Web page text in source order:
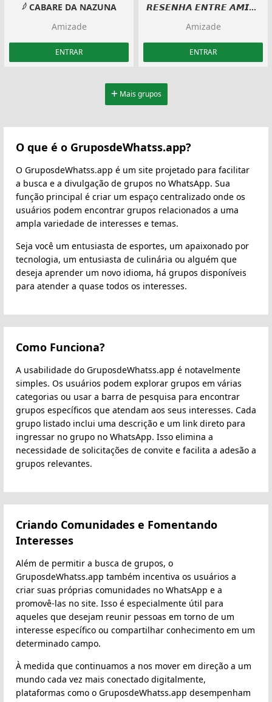
𓆪 CABARE DA NAZUNA
Amizade
ENTRAR
𝙍𝙀𝙎𝙀𝙉𝙃𝘼 𝙀𝙉𝙏𝙍𝙀 𝘼𝙈𝙄𝙂𝙊𝙎
Amizade
ENTRAR
Mais grupos
O que é o GruposdeWhatss.app?
O GruposdeWhatss.app é um site projetado para facilitar
a busca e a divulgação de grupos no WhatsApp. Sua
função principal é criar um espaço centralizado onde os
usuários podem encontrar grupos relacionados a uma
ampla variedade de interesses e temas.
Seja você um entusiasta de esportes, um apaixonado por
tecnologia, um entusiasta de culinária ou alguém que
deseja aprender um novo idioma, há grupos disponíveis
para atender a quase todos os interesses.
Como Funciona?
A usabilidade do GruposdeWhatss.app é notavelmente
simples. Os usuários podem explorar grupos em várias
categorias ou usar a barra de pesquisa para encontrar
grupos específicos que atendam aos seus interesses. Cada
grupo listado inclui uma descrição e um link direto para
ingressar no grupo no WhatsApp. Isso elimina a
necessidade de solicitações de convite e facilita a adesão a
grupos relevantes.
Criando Comunidades e Fomentando
Interesses
Além de permitir a busca de grupos, o
GruposdeWhatss.app também incentiva os usuários a
criar suas próprias comunidades no WhatsApp e a
promovê-las no site. Isso é especialmente útil para
aqueles que desejam reunir pessoas em torno de um
interesse específico ou compartilhar conhecimento em um
determinado campo.
À medida que continuamos a nos mover em direção a um
mundo cada vez mais conectado digitalmente,
plataformas como o GruposdeWhatss.app desempenham